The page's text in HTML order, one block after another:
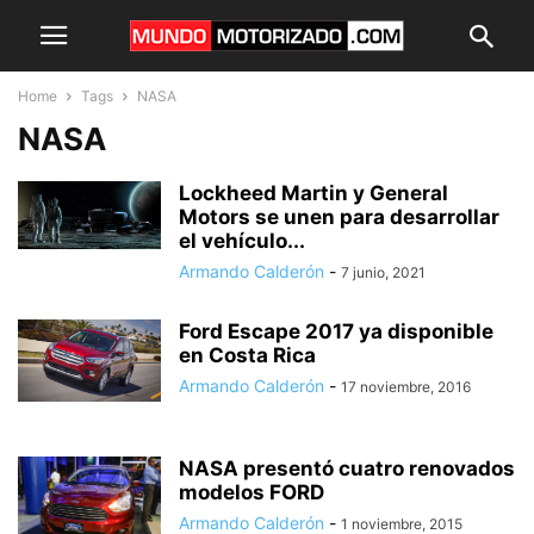
Home Tags NASA
NASA
Lockheed Martin y General
Motors se unen para desarrollar
el vehículo...
Armando Calderón - 7 junio, 2021
Ford Escape 2017 ya disponible
en Costa Rica
Armando Calderón - 17 noviembre, 2016
NASA presentó cuatro renovados
modelos FORD
Armando Calderón - 1 noviembre, 2015